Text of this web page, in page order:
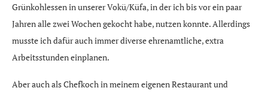
Grünkohlessen in unserer Vokü/Küfa, in der ich bis vor ein paar
Jahren alle zwei Wochen gekocht habe, nutzen konnte. Allerdings
musste ich dafür auch immer diverse ehrenamtliche, extra
Arbeitsstunden einplanen.
Aber auch als Chefkoch in meinem eigenen Restaurant und